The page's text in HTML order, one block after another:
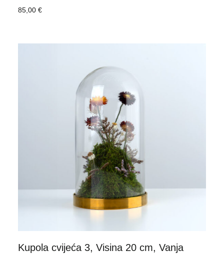
85,00 €
Kupola cvijeća 3, Visina 20 cm, Vanja